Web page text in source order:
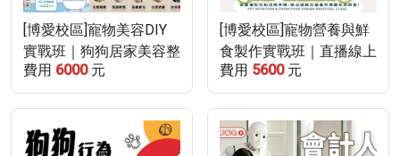
[博愛校區]寵物美容DIY
實戰班｜狗狗居家美容整
理教學(115/8/22-
115/9/12)
費用 6000 元
[博愛校區]寵物營養與鮮
食製作實戰班｜直播線上
課程(115/8/22-
115/8/29)
費用 5600 元